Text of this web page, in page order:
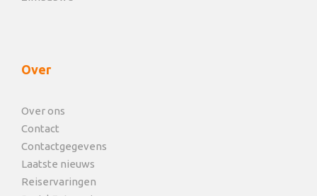
Over
Over ons
Contact
Contactgegevens
Laatste nieuws
Reiservaringen